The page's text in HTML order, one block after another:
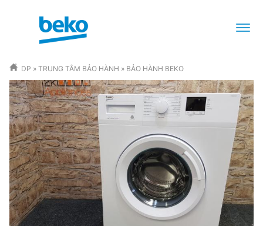
DP » TRUNG TÂM BẢO HÀNH » BẢO HÀNH BEKO